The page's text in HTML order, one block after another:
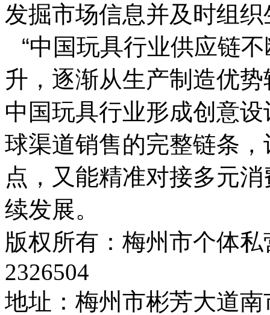
发掘市场信息并及时组
“中国玩具行业供应链
升，逐渐从生产制造优
中国玩具行业形成创意
球渠道销售的完整链条
点，又能精准对接多元
续发展。
版权所有：梅州市个体
2326504
地址：梅州市彬芳大道